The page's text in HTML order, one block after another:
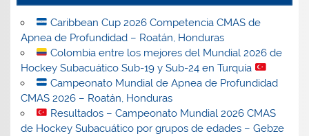
Caribbean Cup 2026 Competencia CMAS de
Apnea de Profundidad – Roatán, Honduras
Colombia entre los mejores del Mundial 2026 de
Hockey Subacuático Sub-19 y Sub-24 en Turquía
Campeonato Mundial de Apnea de Profundidad
CMAS 2026 – Roatán, Honduras
Resultados – Campeonato Mundial 2026 CMAS
de Hockey Subacuático por grupos de edades – Gebze